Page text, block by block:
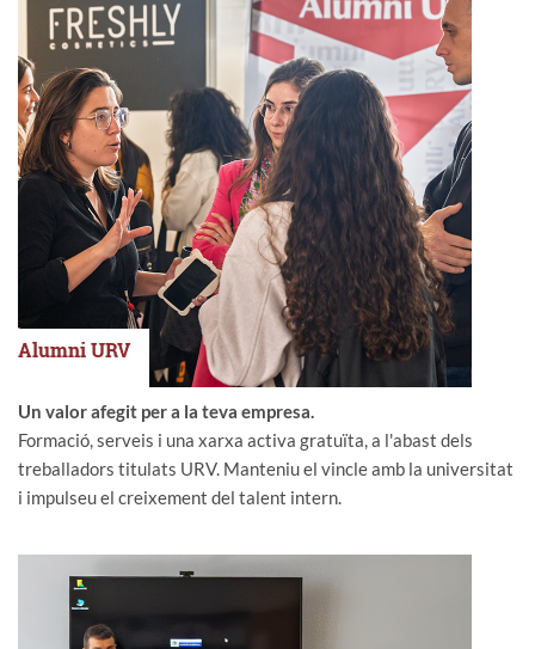
Alumni URV
Un valor afegit per a la teva empresa.
Formació, serveis i una xarxa activa gratuïta, a l'abast dels
treballadors titulats URV. Manteniu el vincle amb la universitat
i impulseu el creixement del talent intern.